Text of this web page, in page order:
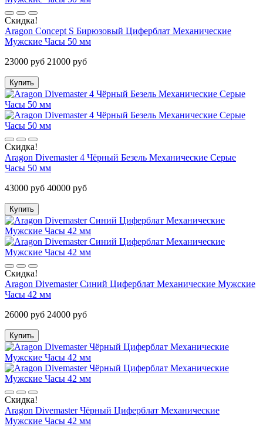
Скидка!
Aragon Concept S Бирюзовый Циферблат Механические
Мужские Часы 50 мм
23000 руб 21000 руб
Купить
Скидка!
Aragon Divemaster 4 Чёрный Безель Механические Серые
Часы 50 мм
43000 руб 40000 руб
Купить
Скидка!
Aragon Divemaster Синий Циферблат Механические Мужские
Часы 42 мм
26000 руб 24000 руб
Купить
Скидка!
Aragon Divemaster Чёрный Циферблат Механические
Мужские Часы 42 мм